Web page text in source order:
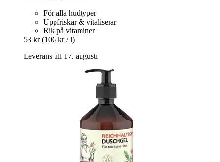
För alla hudtyper
Uppfriskar & vitaliserar
Rik på vitaminer
53 kr (106 kr / l)
Leverans till 17. augusti